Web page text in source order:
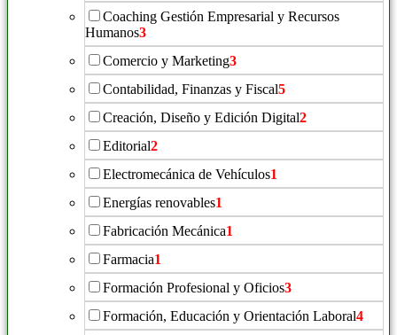
Coaching Gestión Empresarial y Recursos
Humanos3
Comercio y Marketing3
Contabilidad, Finanzas y Fiscal5
Creación, Diseño y Edición Digital2
Editorial2
Electromecánica de Vehículos1
Energías renovables1
Fabricación Mecánica1
Farmacia1
Formación Profesional y Oficios3
Formación, Educación y Orientación Laboral4